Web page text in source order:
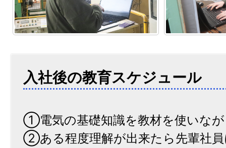
入社後の教育スケジュール
①電気の基礎知識を教材を使いな
②ある程度理解が出来たら先輩社